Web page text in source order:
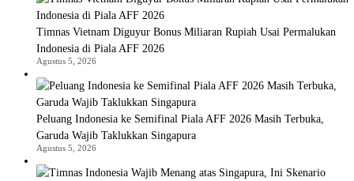
Timnas Vietnam Diguyur Bonus Miliaran Rupiah Usai Permalukan
Indonesia di Piala AFF 2026
Agustus 5, 2026
Peluang Indonesia ke Semifinal Piala AFF 2026 Masih Terbuka,
Garuda Wajib Taklukkan Singapura
Agustus 5, 2026